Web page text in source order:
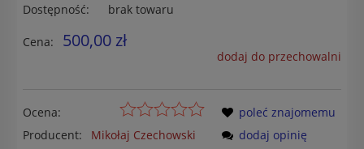
Dostępność: brak towaru
Cena: 500,00 zł
dodaj do przechowalni
Ocena:
Producent:
Mikołaj Czechowski
poleć znajomemu
dodaj opinię